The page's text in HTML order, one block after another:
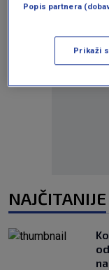
NAJČITANIJE
Popis partnera
Prikaži